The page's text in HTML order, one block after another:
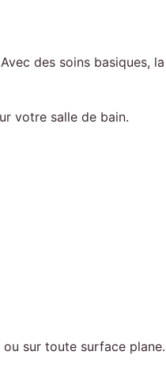
des soins basiques,
votre salle de bain.
sur toute surface plane.